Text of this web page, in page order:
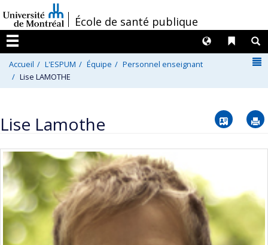
au
contenu
/École de santé publique
Menu
Liens
Langues
Accueil L'ESPUM Équipe
Personnel enseignant
Lise LAMOTHE
Lise Lamothe Vcard